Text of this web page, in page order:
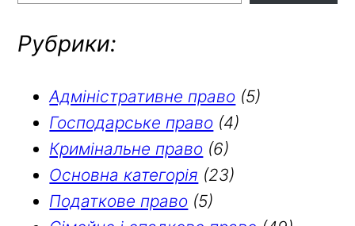
Рубрики:
Адміністративне право (5)
Господарське право (4)
Кримінальне право (6)
Основна категорія (23)
Податкове право (5)